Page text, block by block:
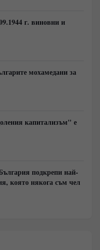
г. виновни и
мохамедани за
капитализъм" е
подкрепи най-
която някога съм чел